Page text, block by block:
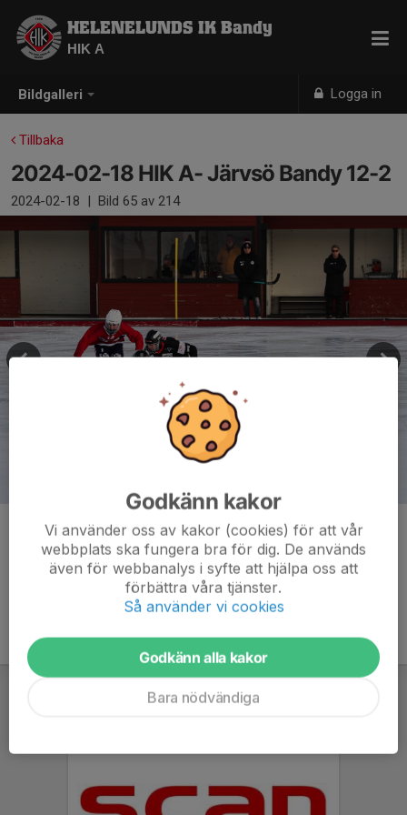
Bildgalleri Logga in
HELENELUNDS IK Bandy
HIK A
Tillbaka
2024-02-18 HIK A- Järvsö Bandy 12-2
2024-02-18 | Bild 65 av 214
Kommentarer
Godkänn kakor
Vi använder oss av kakor (cookies) för att vår
webbplats ska fungera bra för dig. De används
även för webbanalys i syfte att hjälpa oss att
förbättra våra tjänster.
Så använder vi cookies
Godkänn alla kakor
Bara nödvändiga